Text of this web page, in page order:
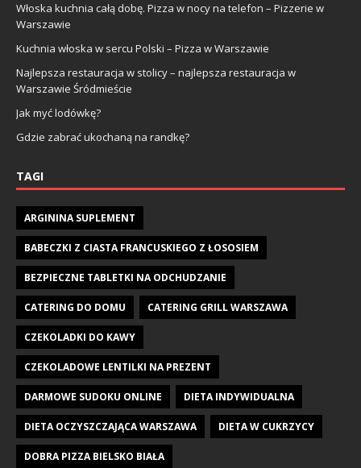
Włoska kuchnia całą dobę. Pizza w nocy na telefon – Pizzerie w
Warszawie
Kuchnia włoska w sercu Polski – Pizza w Warszawie
Najlepsza restauracja w stolicy – najlepsza restauracja w
Warszawie Śródmieście
Jak myć lodówkę?
Gdzie zabrać ukochaną na randkę?
TAGI
ARGININA SUPLEMENT
BABECZKI Z CIASTA FRANCUSKIEGO Z ŁOSOSIEM
BEZPIECZNE TABLETKI NA ODCHUDZANIE
CATERING DO DOMU CATERING GRILL WARSZAWA
CZEKOLADKI DO KAWY
CZEKOLADOWE LENTILKI NA PREZENT
DARMOWE SUDOKU ONLINE DIETA INDYWIDUALNA
DIETA OCZYSZCZAJĄCA WARSZAWA DIETA W CUKRZYCY
DOBRA PIZZA BIELSKO BIAŁA